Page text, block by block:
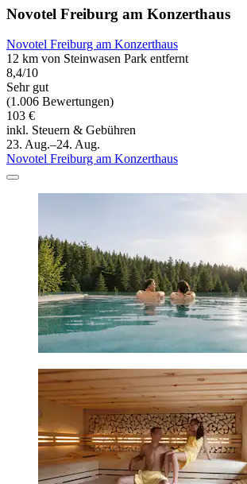
Novotel Freiburg am Konzerthaus
Novotel Freiburg am Konzerthaus
12 km von Steinwasen Park entfernt
8,4/10
Sehr gut
(1.006 Bewertungen)
103 €
inkl. Steuern & Gebühren
23. Aug.–24. Aug.
Novotel Freiburg am Konzerthaus